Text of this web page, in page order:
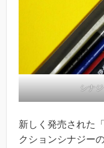
シナ
新しく発売された
クションシナジー